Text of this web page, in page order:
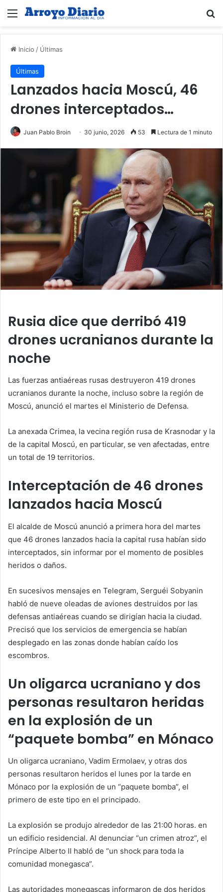
Menú
Inicio / Últimas
Últimas
Lanzados hacia Moscú, 46
drones interceptados…
Juan Pablo Broin 30 junio, 2026 53 Lectura de 1 minuto
Rusia dice que derribó 419
drones ucranianos durante la
noche
Las fuerzas antiaéreas rusas destruyeron 419 drones
ucranianos durante la noche, incluso sobre la región de
Moscú, anunció el martes el Ministerio de Defensa.
La anexada Crimea, la vecina región rusa de Krasnodar y la
de la capital Moscú, en particular, se ven afectadas, entre
un total de 19 territorios.
Interceptación de 46 drones
lanzados hacia Moscú
El alcalde de Moscú anunció a primera hora del martes
que 46 drones lanzados hacia la capital rusa habían sido
interceptados, sin informar por el momento de posibles
heridos o daños.
En sucesivos mensajes en Telegram, Serguéi Sobyanin
habló de nueve oleadas de aviones destruidos por las
defensas antiaéreas cuando se dirigían hacia la ciudad.
Precisó que los servicios de emergencia se habían
desplegado en las zonas donde habían caído los
escombros.
Un oligarca ucraniano y dos
personas resultaron heridas
en la explosión de un
“paquete bomba” en Mónaco
Un oligarca ucraniano, Vadim Ermolaev, y otras dos
personas resultaron heridos el lunes por la tarde en
Mónaco por la explosión de un “paquete bomba”, el
primero de este tipo en el principado.
La explosión se produjo alrededor de las 21:00 horas. en
un edificio residencial. Al denunciar “un crimen atroz”, el
Príncipe Alberto II habló de “un shock para toda la
comunidad monegasca”.
Las autoridades monegascas informaron de dos heridos